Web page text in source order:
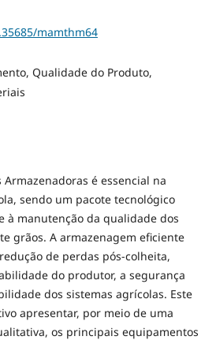
mamthm64
Qualidade do Produto,
é essencial na
sendo um pacote tecnológico
à manutenção da qualidade dos
grãos. A armazenagem eficiente
de perdas pós-colheita,
do produtor, a segurança
dos sistemas agrícolas. Este
apresentar, por meio de uma
os principais equipamentos